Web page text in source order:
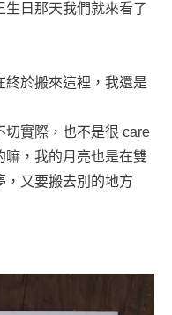
日那天我們就來看了
終於搬來這裡，我還是
切實際，也不是很 care
嘛，我的月亮也是在雙
，又要搬去別的地方